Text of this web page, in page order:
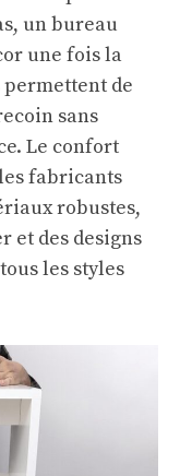
un bureau
une fois la
de
sans
Le confort
fabricants
robustes,
et des designs
les styles